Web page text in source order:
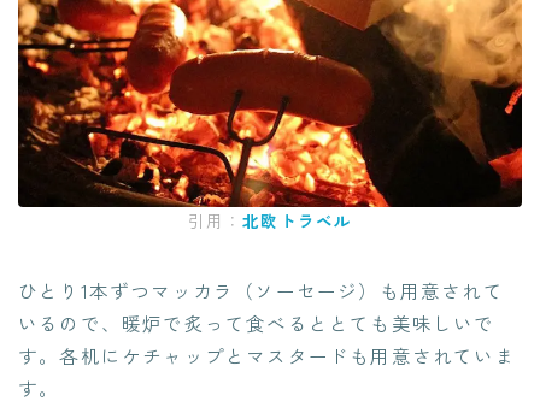
引用：北欧トラベル
ひとり1本ずつマッカラ（ソーセージ）も用意されて
いるので、暖炉で炙って食べるととても美味しいで
す。各机にケチャップとマスタードも用意されていま
す。